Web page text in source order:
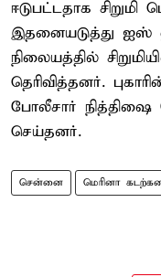
ஈடுபட்டதாக சிறுமி
இதனையடுத்து ஐஸ்
நிலையத்தில்
தெரிவித்தனர்.
போலீசார்
செய்தனர்.
சென்னை மெரினா